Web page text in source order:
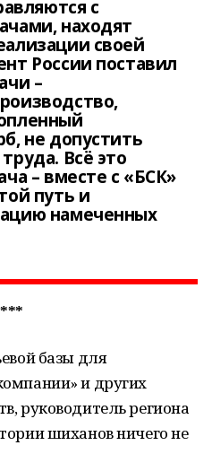
с
находят
своей
России поставил
–
не допустить
Всё это
– вместе с «БСК»
путь и
намеченных
***
базы для
и других
руководитель региона
шиханов ничего не